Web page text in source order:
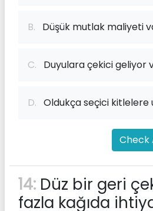
B. Düşük mutlak maliyeti
C. Duyulara çekici geliyor
D. Oldukça seçici kitlelere
Check
14: Düz bir geri
fazla kağıda